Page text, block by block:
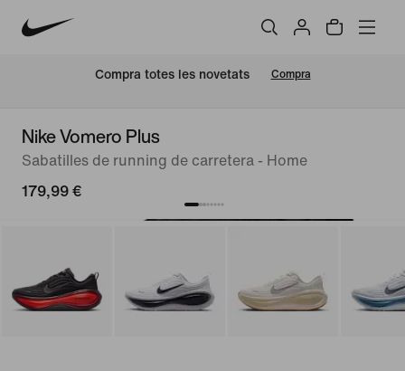
Compra totes les novetats Compra
Nike Vomero Plus
Sabatilles de running de carretera - Home
179,99 €